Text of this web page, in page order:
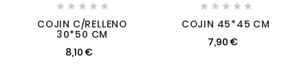
    
COJIN C/RELLENO
30*50 CM
8,10 €
    
COJIN 45*45 CM
7,90 €